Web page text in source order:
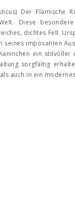
Der
Diese
dichtes Fell.
seines imposanten
ein
sorgfältig
auch in ein